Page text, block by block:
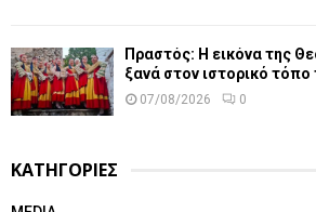
Πραστός: Η εικόνα της
ξανά στον ιστορικό
07/08/2026 0
ΚΑΤΗΓΟΡΙΕΣ